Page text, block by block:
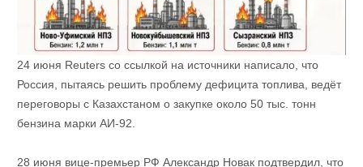
24 июня Reuters со ссылкой на источники написало, что
Россия, пытаясь решить проблему дефицита топлива, ведёт
переговоры с Казахстаном о закупке около 50 тыс. тонн
бензина марки АИ-92.
28 июня вице-премьер РФ Александр Новак подтвердил, что